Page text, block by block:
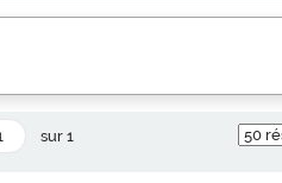
sur 1